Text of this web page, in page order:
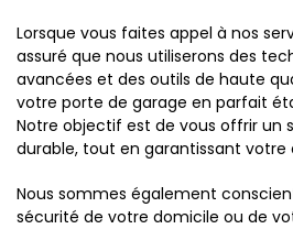
Lorsque vous faites appel à nos
assuré que nous utiliserons des
avancées et des outils de haute
votre porte de garage en parfait
Notre objectif est de vous offrir un
durable, tout en garantissant
Nous sommes également
sécurité de votre domicile ou de